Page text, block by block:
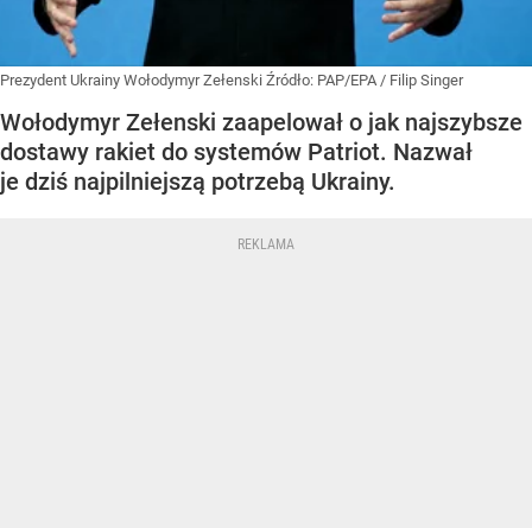
Prezydent Ukrainy Wołodymyr Zełenski Źródło: PAP/EPA / Filip Singer
Wołodymyr Zełenski zaapelował o jak najszybsze
dostawy rakiet do systemów Patriot. Nazwał
je dziś najpilniejszą potrzebą Ukrainy.